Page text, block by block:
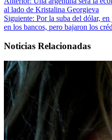
al lado de Kristalina Georgieva
Siguiente: Por la suba del dólar,
en los bancos, pero bajaron los
Noticias Relacionadas